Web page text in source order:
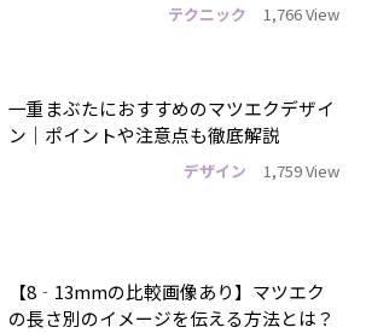
テクニック 1,766 View
一重まぶたにおすすめのマツエクデザイ
ン｜ポイントや注意点も徹底解説
デザイン 1,759 View
【8‐13mmの比較画像あり】マツエク
の長さ別のイメージを伝える方法とは？